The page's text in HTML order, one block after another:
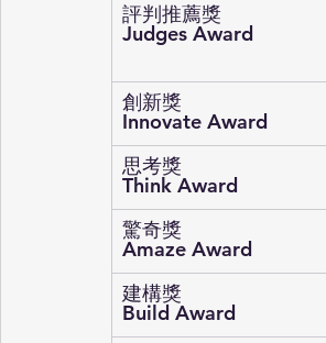
評判推薦獎
Judges Award
創新獎
Innovate Award
思考獎
Think Award
驚奇獎
Amaze Award
建構獎
Build Award